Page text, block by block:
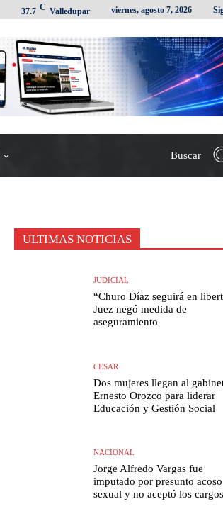
37.7 C Valledupar viernes, agosto 7, 2026
Buscar
ULTIMAS NOTICIAS
JUDICIAL
“Churo Díaz seguirá en
Juez negó medida de
aseguramiento
CESAR
Dos mujeres llegan al
Ernesto Orozco para liderar
Educación y Gestión Social
NACIONAL
Jorge Alfredo Vargas fue
imputado por presunto acoso
sexual y no aceptó los cargos